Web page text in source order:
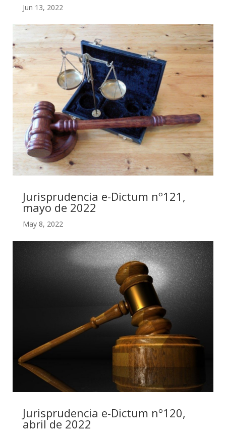
Jun 13, 2022
Jurisprudencia e-Dictum nº121,
mayo de 2022
May 8, 2022
Jurisprudencia e-Dictum nº120,
abril de 2022